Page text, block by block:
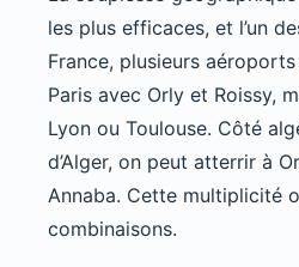
les plus efficaces, et l’un
France, plusieurs aéroports
Paris avec Orly et Roissy,
Lyon ou Toulouse. Côté
d’Alger, on peut atterrir à
Annaba. Cette multiplicité
combinaisons.